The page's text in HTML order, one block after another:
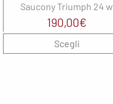
Saucony Triumph 24 w
190,00€
Scegli